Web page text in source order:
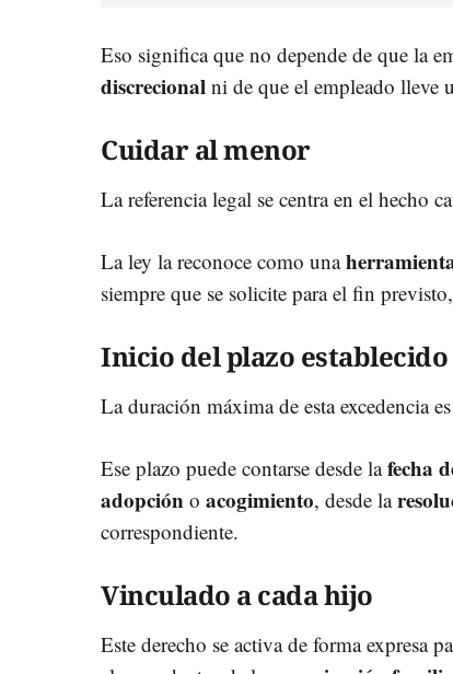
Eso significa que no depende de que la
discrecional ni de que el empleado lleve
Cuidar al menor
La referencia legal se centra en el hecho
La ley la reconoce como una
siempre que se solicite para el fin
Inicio del plazo establecido
La duración máxima de esta excedencia
Ese plazo puede contarse desde lafecha
adopción o acogimiento, desde la
correspondiente.
Vinculado a cada hijo
Este derecho se activa de forma expresa